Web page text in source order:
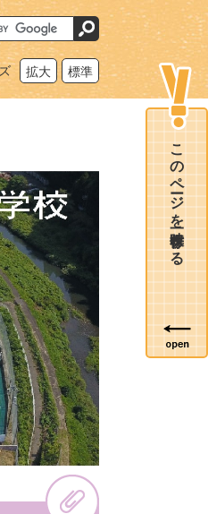
拡大 標準
このページを一時保存する